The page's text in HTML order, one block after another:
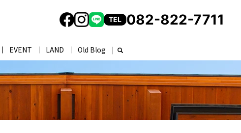
EVENT LAND Old Blog
TEL 082-822-7711